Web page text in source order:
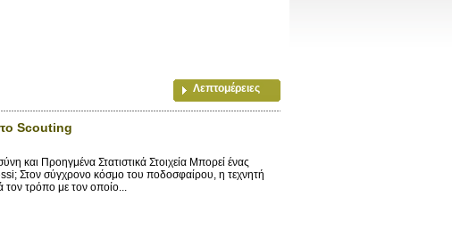
Λεπτομέρειες
Scouting
και Προηγμένα Στατιστικά Στοιχεία Μπορεί ένας
Στον σύγχρονο κόσμο του ποδοσφαίρου, η τεχνητή
τον τρόπο με τον οποίο...